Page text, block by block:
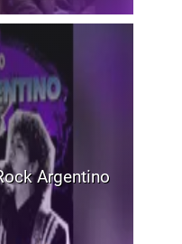
Argentino